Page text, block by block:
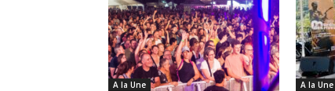
A la Une A la Une